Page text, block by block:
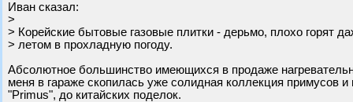
Иван сказал:
>
> Корейские бытовые газовые плитки - дерьмо, плохо горят
> летом в прохладную погоду.
Абсолютное большинство имеющихся в продаже
меня в гараже скопилась уже солидная коллекция примусов
"Primus", до китайских поделок.